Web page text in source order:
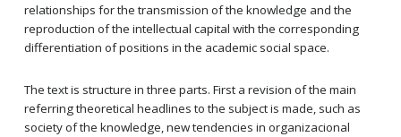
relationships for the transmission of the knowledge and the
reproduction of the intellectual capital with the corresponding
differentiation of positions in the academic social space.
The text is structure in three parts. First a revision of the main
referring theoretical headlines to the subject is made, such as
society of the knowledge, new tendencies in organizacional